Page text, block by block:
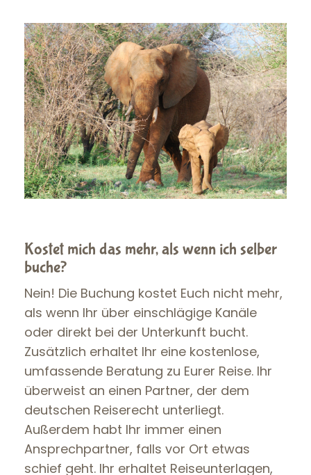
Kostet mich das mehr, als wenn ich selber
buche?
Nein! Die Buchung kostet Euch nicht mehr,
als wenn Ihr über einschlägige Kanäle
oder direkt bei der Unterkunft bucht.
Zusätzlich erhaltet Ihr eine kostenlose,
umfassende Beratung zu Eurer Reise. Ihr
überweist an einen Partner, der dem
deutschen Reiserecht unterliegt.
Außerdem habt Ihr immer einen
Ansprechpartner, falls vor Ort etwas
schief geht. Ihr erhaltet Reiseunterlagen,